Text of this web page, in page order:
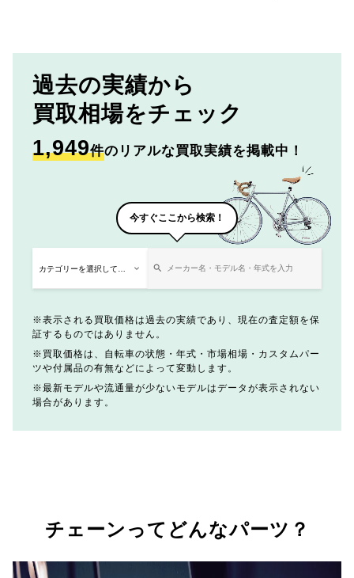
過去の実績から
買取相場をチェック
1,949件のリアルな買取実績を掲載中！
今すぐここから検索！
表示される買取価格は過去の実績であり、現在の査定額を保
証するものではありません。
買取価格は、自転車の状態・年式・市場相場・カスタムパー
ツや付属品の有無などによって変動します。
最新モデルや流通量が少ないモデルはデータが表示されない
場合があります。
チェーンってどんなパーツ？